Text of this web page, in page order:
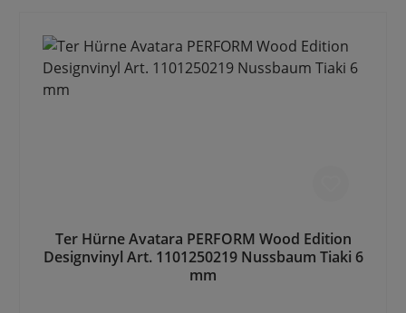
Ter Hürne Avatara PERFORM Wood Edition
Designvinyl Art. 1101250219 Nussbaum Tiaki 6
mm